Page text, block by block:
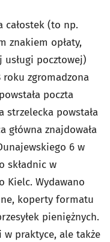
całostek (to np.
znakiem opłaty,
pocztowej)
roku zgromadzona
poczta
strzelecka powstała
główna znajdowała
6 w
składnic w
Kielc. Wydawano
koperty formatu
pieniężnych.
w praktyce, ale także